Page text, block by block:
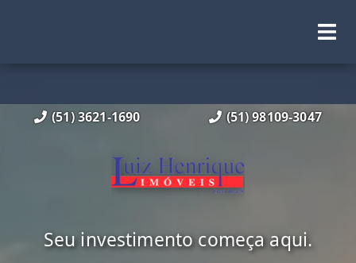
(51) 3621-1690 (51) 98109-3047
Seu investimento começa aqui.